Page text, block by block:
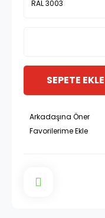
SEPETE EKLE
Arkadaşına Öner